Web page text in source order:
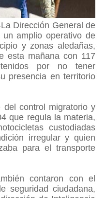
Dirección General de
amplio operativo de
y zonas aledañas,
esta mañana con 117
por no tener
presencia en territorio
del control migratorio y
que regula la materia,
custodiadas
irregular y quien
para el transporte
contaron con el
seguridad ciudadana,